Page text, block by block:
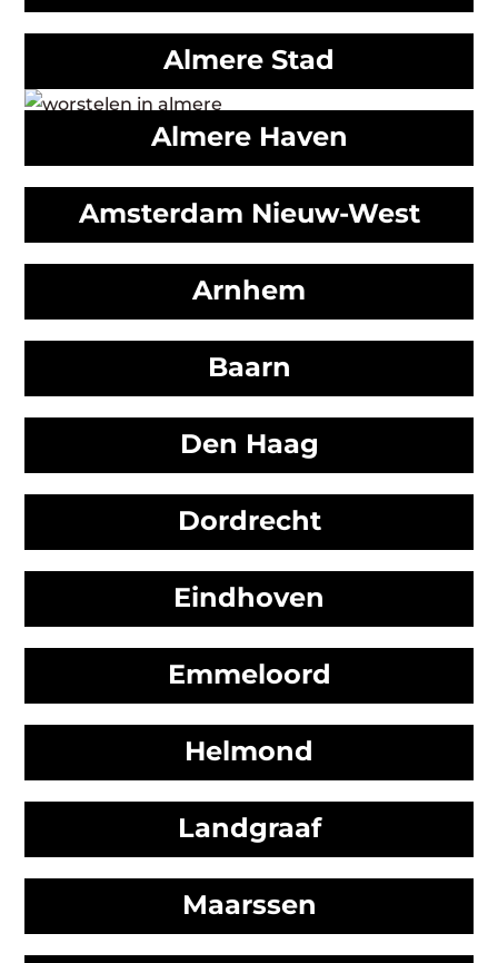
Almere Stad
Almere Haven
Amsterdam Nieuw-West
Arnhem
Baarn
Den Haag
Dordrecht
Eindhoven
Emmeloord
Helmond
Landgraaf
Maarssen